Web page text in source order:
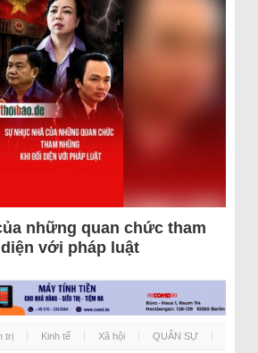
những quan chức tham
với pháp luật
trị Kinh tế Xã hội QUÂN SỰ